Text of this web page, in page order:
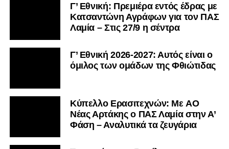
Γ’ Εθνική: Πρεμιέρα εντός έδρας με
Κατσαντώνη Αγράφων για τον ΠΑΣ
Λαμία – Στις 27/9 η σέντρα
Γ’ Εθνική 2026-2027: Αυτός είναι ο
όμιλος των ομάδων της Φθιώτιδας
Kύπελλο Ερασιτεχνών: Με AO
Nέας Αρτάκης ο ΠΑΣ Λαμία στην Α’
Φάση – Αναλυτικά τα ζευγάρια